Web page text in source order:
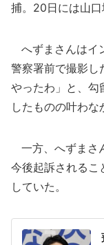
捕。20日には山口
へずまさんはイ
警察署前で撮影し
やったわ」と、勾
したものの叶わな
一方、へずまさ
今後起訴されるこ
していた。